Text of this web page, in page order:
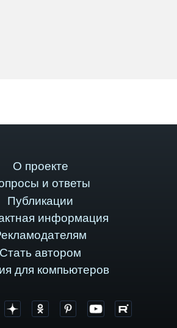
О проекте
и ответы
Публикации
информация
Стать автором
для компьютеров